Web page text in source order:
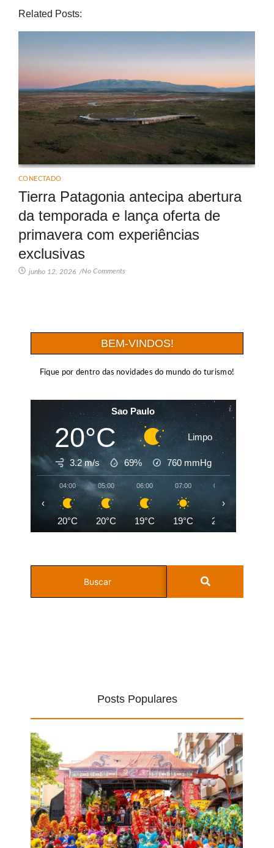
Related Posts:
CONECTADO
Tierra Patagonia antecipa abertura
da temporada e lança oferta de
primavera com experiências
exclusivas
junho 12, 2026 /No Comments
BEM-VINDOS!
Fique por dentro das novidades do mundo do turismo!
Sao Paulo
20°C Limpo
3.2 m/s 69% 760 mmHg
04:00
20°C
05:00
20°C
06:00
19°C
07:00
19°C
08:00
21°C
‹ ›
Posts Populares